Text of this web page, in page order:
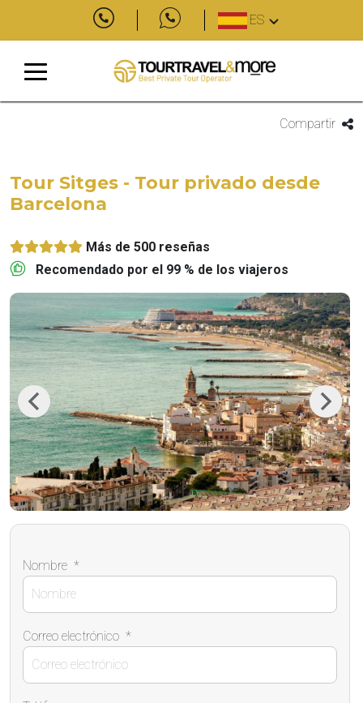
ES
Compartir
Tour Sitges - Tour privado desde
Barcelona
Más de 500 reseñas
Recomendado por el 99 % de los viajeros
Previous Next
Nombre *
Correo electrónico *